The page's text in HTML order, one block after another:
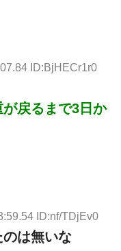
ID:BjHECr1r0
戻るまで3日か
ID:nf/TDjEv0
は無いな